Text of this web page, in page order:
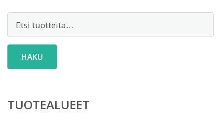
HAKU
TUOTEALUEET